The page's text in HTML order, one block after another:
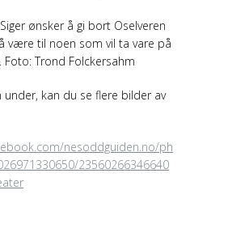
ønsker å gi bort Oselveren
være til noen som vil ta vare på
Trond Folckersahm
under, kan du se flere bilder av
nesoddguiden.no/ph
23560266346640